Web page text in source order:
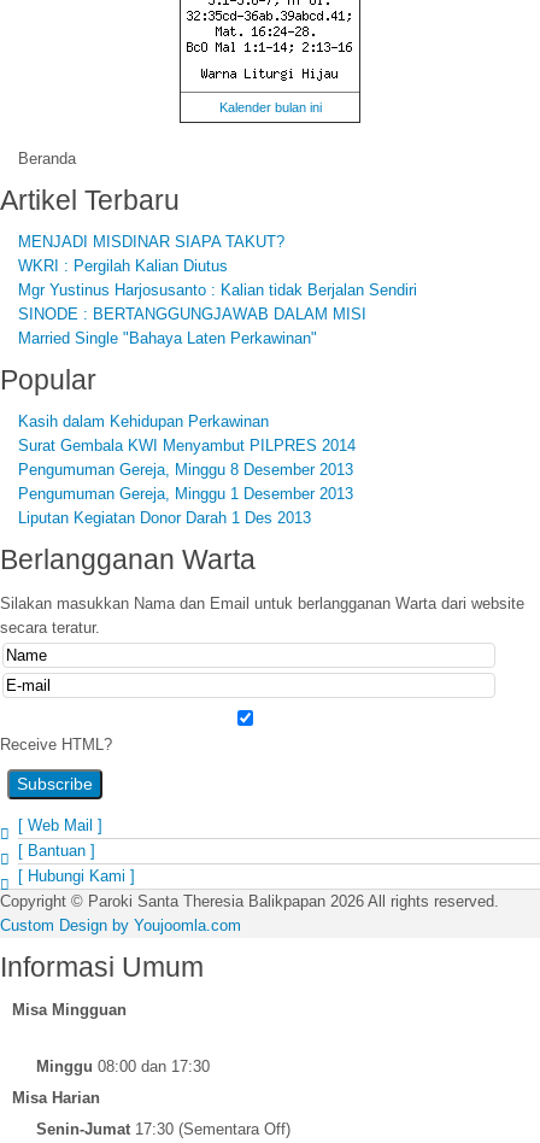
Kalender bulan ini
Beranda
Artikel Terbaru
MENJADI MISDINAR SIAPA TAKUT?
WKRI : Pergilah Kalian Diutus
Mgr Yustinus Harjosusanto : Kalian tidak Berjalan Sendiri
SINODE : BERTANGGUNGJAWAB DALAM MISI
Married Single "Bahaya Laten Perkawinan"
Popular
Kasih dalam Kehidupan Perkawinan
Surat Gembala KWI Menyambut PILPRES 2014
Pengumuman Gereja, Minggu 8 Desember 2013
Pengumuman Gereja, Minggu 1 Desember 2013
Liputan Kegiatan Donor Darah 1 Des 2013
Berlangganan Warta
Silakan masukkan Nama dan Email untuk berlangganan Warta dari website
secara teratur.
Receive HTML?
[ Web Mail ]
[ Bantuan ]
[ Hubungi Kami ]
Copyright © Paroki Santa Theresia Balikpapan 2026 All rights reserved.
Custom Design by Youjoomla.com
Informasi Umum
Misa Mingguan
Minggu 08:00 dan 17:30
Misa Harian
Senin-Jumat 17:30 (Sementara Off)